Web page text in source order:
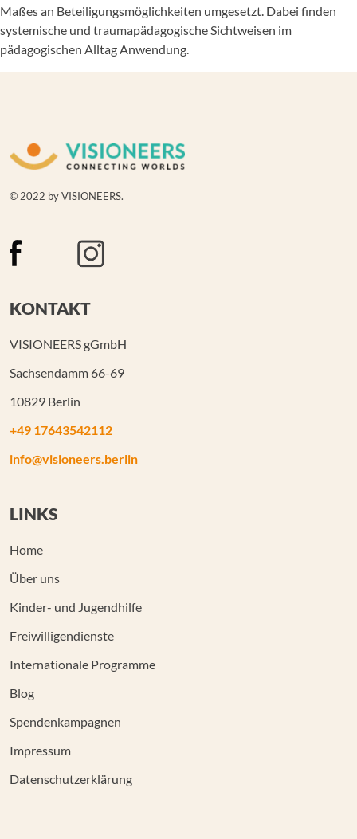
Maßes an Beteiligungsmöglichkeiten umgesetzt. Dabei finden
systemische und traumapädagogische Sichtweisen im
pädagogischen Alltag Anwendung.
© 2022 by VISIONEERS.
KONTAKT
VISIONEERS gGmbH
Sachsendamm 66-69
10829 Berlin
+49 17643542112
info@visioneers.berlin
LINKS
Home
Über uns
Kinder- und Jugendhilfe
Freiwilligendienste
Internationale Programme
Blog
Spendenkampagnen
Impressum
Datenschutzerklärung